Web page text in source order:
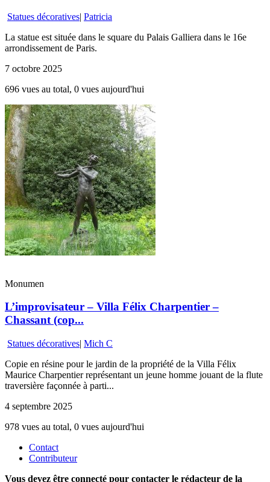
Statues décoratives| Patricia
La statue est située dans le square du Palais Galliera dans le 16e
arrondissement de Paris.
7 octobre 2025
696 vues au total, 0 vues aujourd'hui
Monumen
L’improvisateur – Villa Félix Charpentier –
Chassant (cop...
Statues décoratives| Mich C
Copie en résine pour le jardin de la propriété de la Villa Félix
Maurice Charpentier représentant un jeune homme jouant de la flute
traversière façonnée à parti...
4 septembre 2025
978 vues au total, 0 vues aujourd'hui
Contact
Contributeur
Vous devez être connecté pour contacter le rédacteur de la